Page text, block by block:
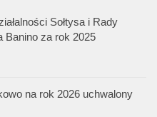
Sołtysa i Rady
Banino za rok 2025
na rok 2026 uchwalony